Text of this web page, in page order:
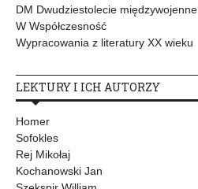
DM Dwudziestolecie międzywojenne
W Współczesność
Wypracowania z literatury XX wieku
LEKTURY I ICH AUTORZY
Homer
Sofokles
Rej Mikołaj
Kochanowski Jan